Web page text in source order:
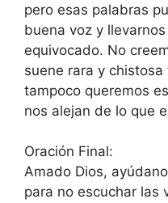
pero esas palabras
buena voz y
equivocado. No
suene rara y
tampoco queremos
nos alejan de lo que
Oración Final:
Amado Dios,
para no escuchar las